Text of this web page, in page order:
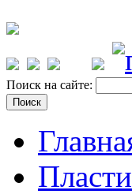
Поиск на сайте: